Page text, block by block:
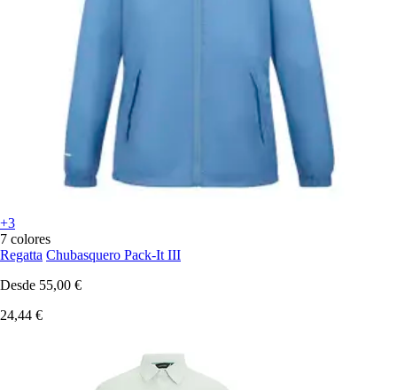
+3
7 colores
Regatta Chubasquero Pack-It III
Desde 55,00 €
24,44 €